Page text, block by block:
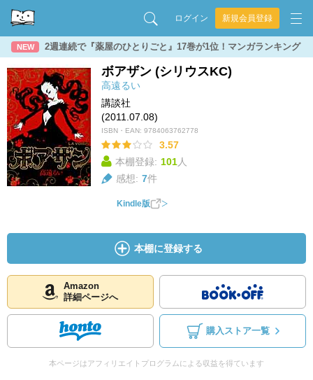
ログイン 新規会員登録
NEW 2週連続で『薬屋のひとりごと』17巻が1位！マンガランキング
ボアザン (シリウスKC)
高遠るい
講談社
(2011.07.08)
ISBN・EAN: 9784063762778
3.57
本棚登録: 101人
感想: 7件
Kindle版
本棚に登録する
Amazon
詳細ページへ
購入ストア一覧
本ページはアフィリエイトプログラムによる収益を得ています